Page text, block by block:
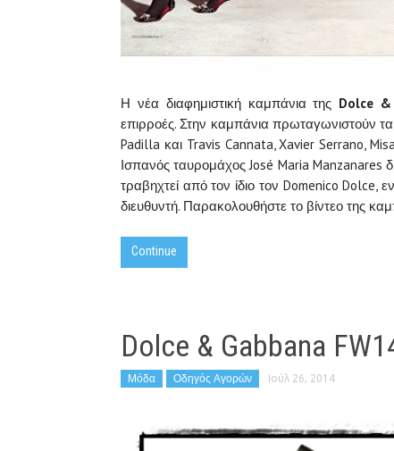
Η νέα διαφημιστική καμπάνια της Dolce &
επιρροές. Στην καμπάνια πρωταγωνιστούν
Padilla και Travis Cannata, Xavier Serrano,
Ισπανός ταυρομάχος José Maria Manzanares
τραβηχτεί από τον ίδιο τον Domenico
διευθυντή. Παρακολουθήστε το βίντεο της
Continue
Dolce & Gabbana
Μόδα Οδηγός Αγορών Ιούλ 26, 2014